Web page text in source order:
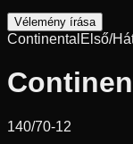
Vélemény írása
Continental Első/
140/70-12